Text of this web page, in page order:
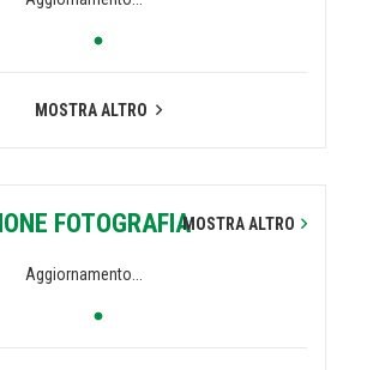
MOSTRA ALTRO
FOTOGRAFIAMOSTRA ALTRO
Aggiornamento...